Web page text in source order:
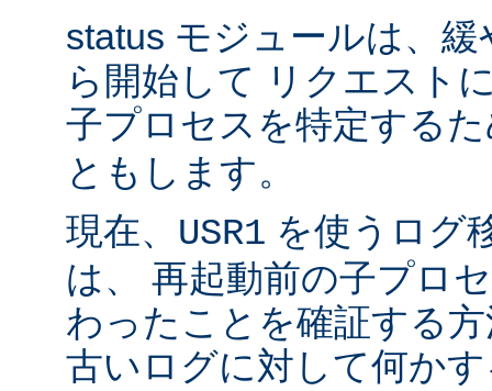
status モジュールは、
ら開始して リクエスト
子プロセスを特定する
ともします。
現在、 USR1 を使うログ
は、 再起動前の子プロ
わったことを確証する
古いログに対して何か